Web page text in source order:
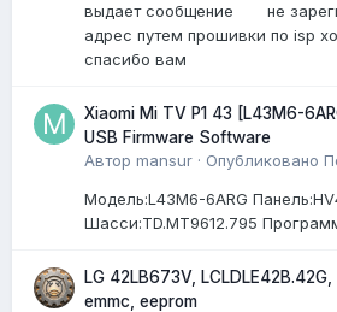
выдает сообщение не
адрес путем прошивки по isp
спасибо вам
Xiaomi Mi TV P1 43 [L43M6-
USB Firmware Software
Автор mansur · Опубликовано
Модель:L43M6-6ARG
Шасси:TD.MT9612.795
LG 42LB673V,
emmc, eeprom